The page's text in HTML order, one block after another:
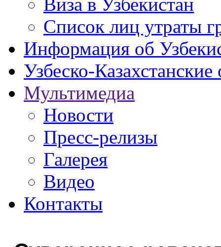
Список лиц утраты
Информация об
Узбеско-
Мультимедиа
Новости
Пресс-релизы
Галерея
Видео
Контакты